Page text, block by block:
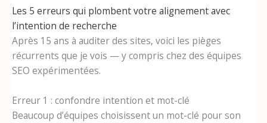
Les 5 erreurs qui plombent votre alignement avec
l’intention de recherche
Après 15 ans à auditer des sites, voici les pièges
récurrents que je vois — y compris chez des équipes
SEO expérimentées.
Erreur 1 : confondre intention et mot-clé
Beaucoup d’équipes choisissent un mot-clé pour son